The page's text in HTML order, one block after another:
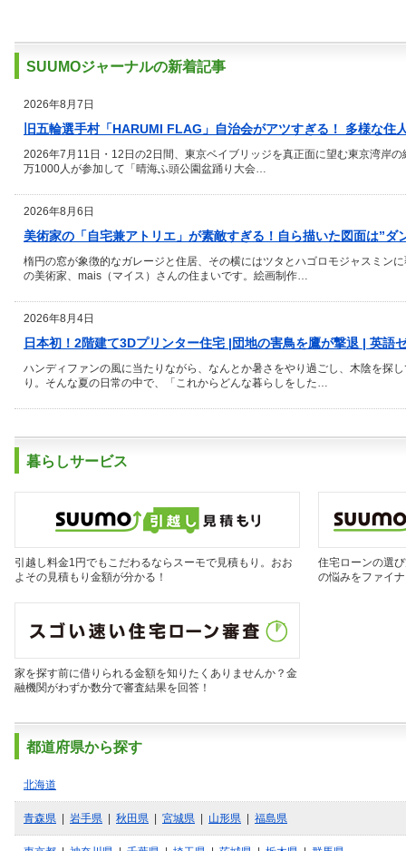
SUUMOジャーナルの新着記事
2026年8月7日
旧五輪選手村「HARUMI FLAG」自治会がアツすぎる！ 多様な住
2026年7月11日・12日の2日間、東京ベイブリッジを真正面に望む東京湾岸
万1000人が参加して「晴海ふ頭公園盆踊り大会…
2026年8月6日
美術家の「自宅兼アトリエ」が素敵すぎる！自ら描いた図面は”
楕円の窓が象徴的なガレージと住居、その横にはツタとハゴロモジャスミン
の美術家、mais（マイス）さんの住まいです。絵画制作…
2026年8月4日
日本初！2階建て3Dプリンター住宅 |団地の害鳥を鷹が撃退 | 英語
ハンディファンの風に当たりながら、なんとか暑さをやり過ごし、木陰を探
り。そんな夏の日常の中で、「これからどんな暮らしをした…
暮らしサービス
引越し料金1円でもこだわるならスーモで見積もり。おお
よその見積もり金額が分かる！
住宅ローンの選
の悩みをファイ
家を探す前に借りられる金額を知りたくありませんか？金
融機関がわずか数分で審査結果を回答！
都道府県から探す
北海道
青森県 岩手県 秋田県 宮城県 山形県 福島県